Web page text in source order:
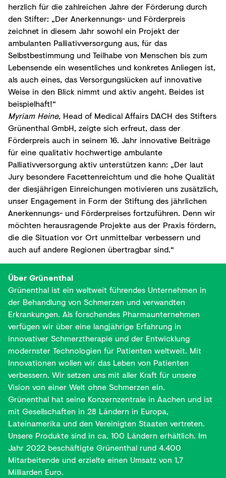
herzlich für die zahlreichen Jahre der Förderung durch
den Stifter: „Der Anerkennungs- und Förderpreis
zeichnet in diesem Jahr sowohl ein Projekt der
ambulanten Palliativversorgung aus, für das
Selbstbestimmung und Teilhabe von Menschen bis zum
Lebensende ein wesentliches und konkretes Anliegen ist,
als auch eines, das Versorgungslücken auf innovative
Weise in den Blick nimmt und aktiv angeht. Beides ist
beispielhaft!“
Myriam Heine, Head of Medical Affairs DACH des Stifters
Grünenthal GmbH, zeigte sich erfreut, dass der
Förderpreis auch in seinem 16. Jahr innovative Beiträge
für eine qualitativ hochwertige ambulante
Palliativversorgung aktiv unterstützen kann: „Der laut
Jury besondere Facettenreichtum und die hohe Qualität
der diesjährigen Einreichungen motivieren uns zusätzlich,
unser Engagement in Form der Stiftung des jährlichen
Anerkennungs- und Förderpreises fortzuführen. Denn wir
möchten herausragende Projekte aus der Praxis fördern,
die die Situation vor Ort unmittelbar verbessern und
auch auf andere Regionen übertragbar sind.“
Über Grünenthal
Grünenthal ist ein weltweit führendes Unternehmen in
der Behandlung von Schmerzen und verwandten
Erkrankungen. Als forschendes Pharmaunternehmen
verfügen wir über eine langjährige Erfahrung in
innovativer Schmerztherapie und der Entwicklung
modernster Technologien für Patienten weltweit. Mit
Innovationen wollen wir das Leben von Patienten
verbessern. Wir setzen uns mit aller Kraft für unsere
Vision von einer Welt ohne Schmerzen ein.
Grünenthal hat seine Konzernzentrale in Aachen und ist
mit Gesellschaften in 28 Ländern in Europa,
Lateinamerika und den Vereinigten Staaten vertreten.
Unsere Produkte sind in ca. 100 Ländern erhältlich. Im
Jahr 2022 beschäftigte Grünenthal rund 4.400
Mitarbeitende und erzielte einen Umsatz von 1,7
Milliarden Euro.